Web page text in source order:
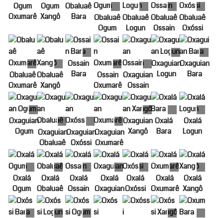
Ogum
Oxumarê
Ogum
Xangô
Obaluaê
Bara
Obaluaê
Ogum
Obaluaê
Logun
Obaluaê
Ossain
Obaluaê
Oxóssi
Obaluaê
Oxumarê
Obaluaê
Xangô
Ossain
Bara
Ossain
Oxumarê
Oxaguian
Ossain
Oxaguian
Logun
Oxaguian
Bara
Oxaguian
Ogum Oxaguian
Obaluaê
Oxaguian
Oxóssi
Oxaguian
Oxumarê
Oxaguian
Xangô
Oxalá
Bara
Oxalá
Logun
Oxalá
Ogum
Oxalá
Obaluaê
Oxalá
Ossain
Oxalá
Oxaguian
Oxalá
Oxóssi
Oxalá
Oxumarê
Oxalá
Xangô